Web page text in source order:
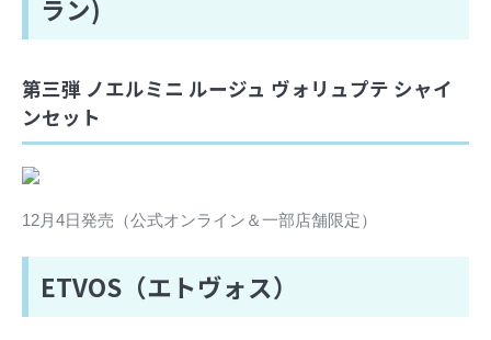
ラン)
第三弾 ノエルミニ ルージュ ヴォリュプテ シャイ
ンセット
12月4日発売（公式オンライン＆一部店舗限定）
ETVOS（エトヴォス）